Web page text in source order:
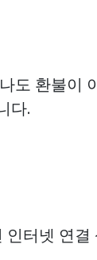
도 환불이
다.
터넷 연